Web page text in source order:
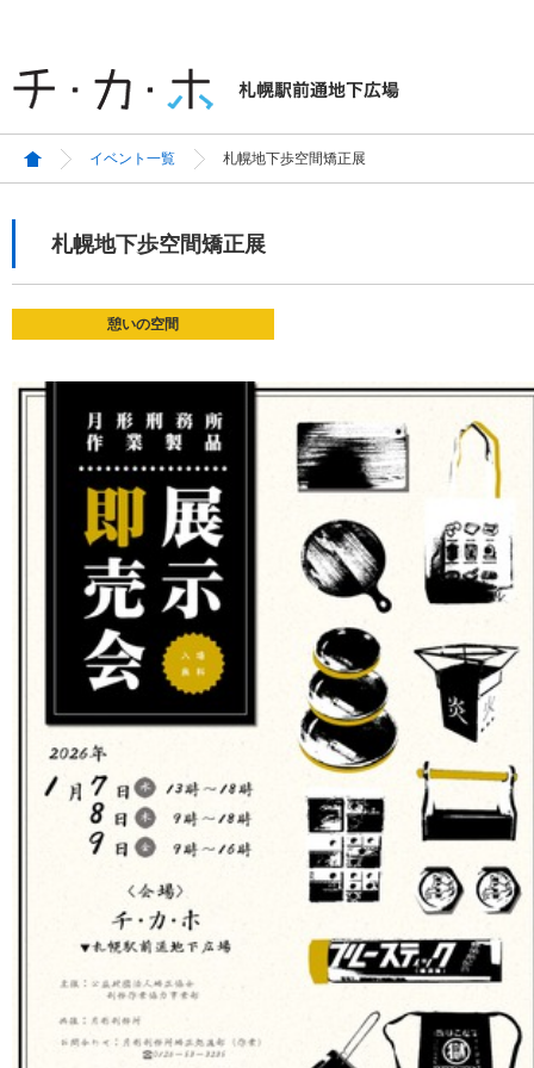
イベント一覧 札幌地下歩空間矯正展
札幌地下歩空間矯正展
憩いの空間